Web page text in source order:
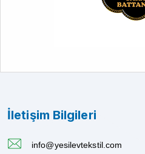
İletişim Bilgileri
info@yesilevtekstil.com